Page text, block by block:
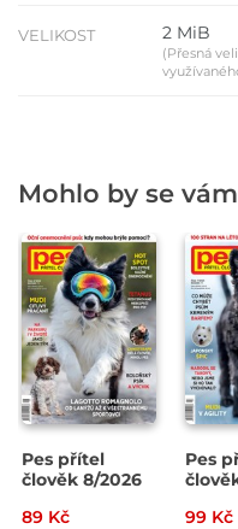
VELIKOST 2 MiB
(Přesná
Mohlo by se
Pes přítel
člověk 8/2026
89 Kč
Pes
99 Kč